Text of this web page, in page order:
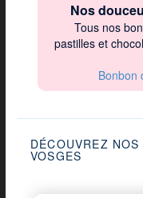
Nos
Tous nos
pastilles et
Bonbon
DÉCOUVREZ
VOSGES